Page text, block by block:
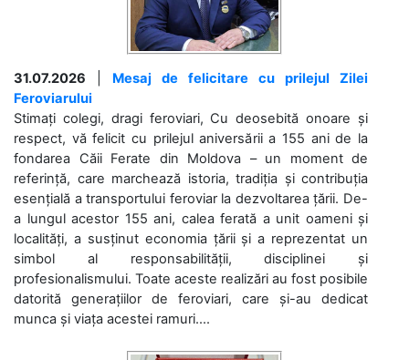
31.07.2026
Mesaj de felicitare cu prilejul Zilei
Feroviarului
Stimați colegi, dragi feroviari, Cu deosebită onoare și
respect, vă felicit cu prilejul aniversării a 155 ani de la
fondarea Căii Ferate din Moldova – un moment de
referință, care marchează istoria, tradiția și contribuția
esențială a transportului feroviar la dezvoltarea țării. De-
a lungul acestor 155 ani, calea ferată a unit oameni și
localități, a susținut economia țării și a reprezentat un
simbol al responsabilității, disciplinei și
profesionalismului. Toate aceste realizări au fost posibile
datorită generațiilor de feroviari, care și-au dedicat
munca și viața acestei ramuri....